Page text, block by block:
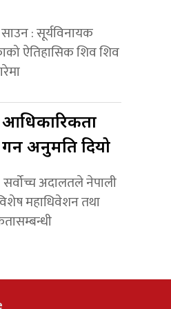
: सूर्यविनायक
ऐतिहासिक शिव शिव
आधिकारिकता
अनुमति दियो
अदालतले नेपाली
महाधिवेशन तथा